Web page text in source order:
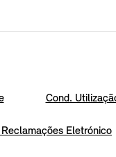
Cond.
Reclamações Eletrónico